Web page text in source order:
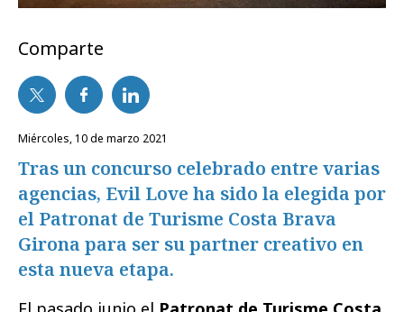
Comparte
miércoles, 10 de marzo 2021
Tras un concurso celebrado entre varias
agencias, Evil Love ha sido la elegida por
el Patronat de Turisme Costa Brava
Girona para ser su partner creativo en
esta nueva etapa.